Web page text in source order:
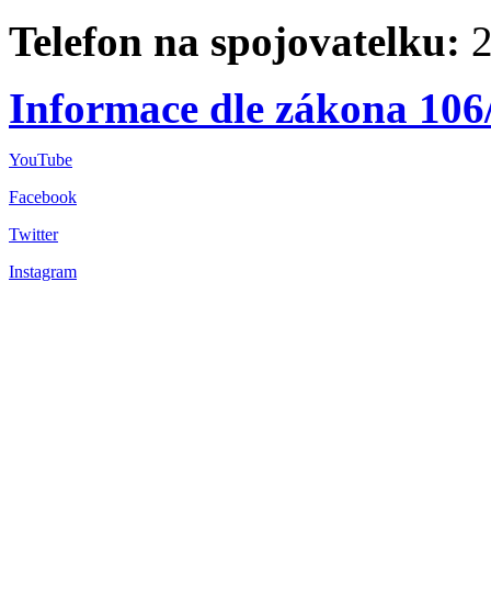
Telefon na spojovatelku:
Informace dle zákona
YouTube
Facebook
Twitter
Instagram